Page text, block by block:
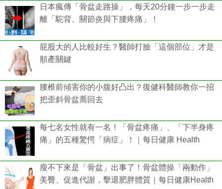
日本瘋傳「骨盆走路操」，每天20分鐘一步一步走
離「駝背、關節炎與下腰疼痛」！
屁股大的人比較好生？醫師打臉「這個部位」才是
順產關鍵
腰椎前傾害你的小腹好凸出？復健科醫師教你一招
把歪斜骨盆喬回去
每七名女性就有一名！「骨盆疼痛」、「下半身疼
痛」的五種驚愕「病症」！｜每日健康 Health
瘦不下來是「骨盆」出事了！骨盆體操「兩動作」
美臀、促進代謝，擊退肥胖體質｜每日健康Health